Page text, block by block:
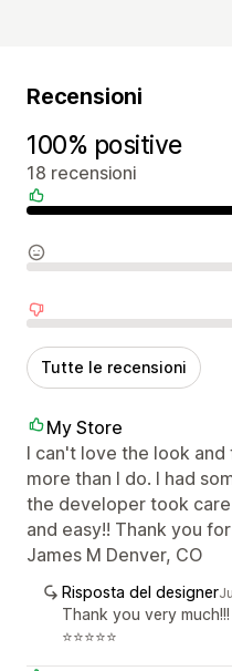
Recensioni
100% positive
18 recensioni
Recensioni positive
Recensioni neutrali
Recensioni negative
Tutte le recensioni
My Store
I can't love the look
more than I do. I had
the developer took
and easy!! Thank you
James M Denver, CO
Risposta del designer
Thank you very
⭐⭐⭐⭐⭐